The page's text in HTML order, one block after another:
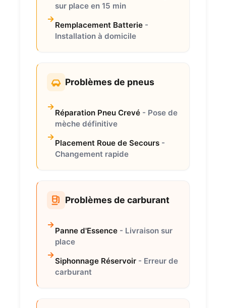
sur place en 15 min
Remplacement Batterie -
Installation à domicile
Problèmes de pneus
Réparation Pneu Crevé - Pose de
mèche définitive
Placement Roue de Secours -
Changement rapide
Problèmes de carburant
Panne d'Essence - Livraison sur
place
Siphonnage Réservoir - Erreur de
carburant